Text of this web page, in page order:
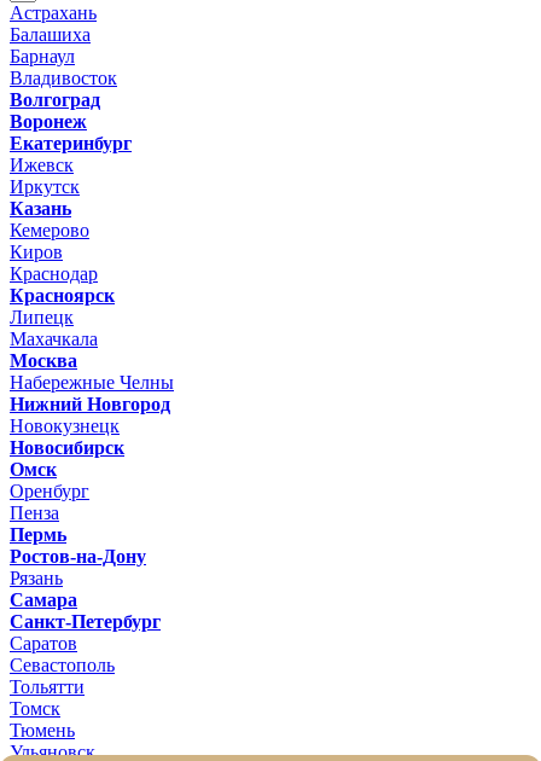
Астрахань
Балашиха
Барнаул
Владивосток
Волгоград
Воронеж
Екатеринбург
Ижевск
Иркутск
Казань
Кемерово
Киров
Краснодар
Красноярск
Липецк
Махачкала
Москва
Набережные Челны
Нижний Новгород
Новокузнецк
Новосибирск
Омск
Оренбург
Пенза
Пермь
Ростов-на-Дону
Рязань
Самара
Санкт-Петербург
Саратов
Севастополь
Тольятти
Томск
Тюмень
Ульяновск